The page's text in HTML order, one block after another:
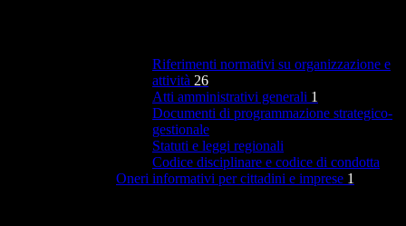
Riferimenti normativi su organizzazione e
attività 26
Atti amministrativi generali 1
Documenti di programmazione strategico-
gestionale
Statuti e leggi regionali
Codice disciplinare e codice di condotta
Oneri informativi per cittadini e imprese 1